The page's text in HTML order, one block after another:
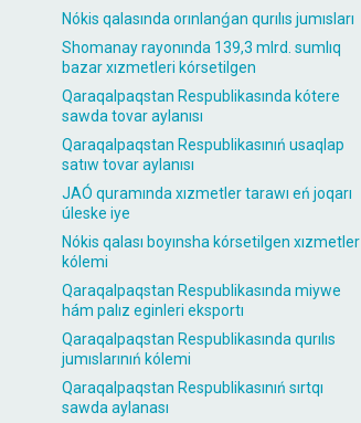
Nókis qalasında orınlanǵan qurılıs jumısları
Shomanay rayonında 139,3 mlrd. sumlıq
bazar xızmetleri kórsetilgen
Qaraqalpaqstan Respublikasında kótere
sawda tovar aylanısı
Qaraqalpaqstan Respublikasınıń usaqlap
satıw tovar aylanısı
JAÓ quramında xızmetler tarawı eń joqarı
úleske iye
Nókis qalası boyınsha kórsetilgen xızmetler
kólemi
Qaraqalpaqstan Respublikasında miywe
hám palız eginleri eksportı
Qaraqalpaqstan Respublikasında qurılıs
jumıslarınıń kólemi
Qaraqalpaqstan Respublikasınıń sırtqı
sawda aylanası